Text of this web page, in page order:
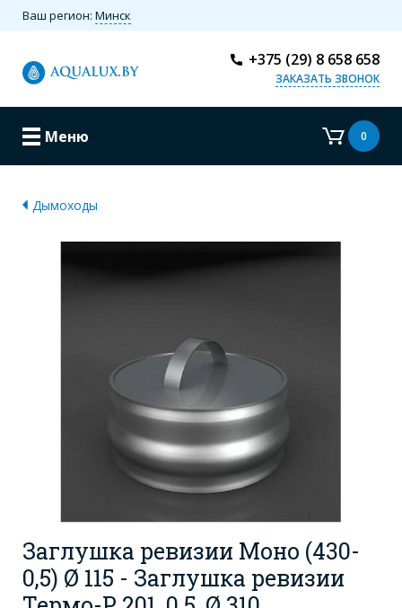
Ваш регион: Минск
+375 (29) 8 658 658
ЗАКАЗАТЬ ЗВОНОК
Меню 0
Дымоходы
Заглушка ревизии Моно (430-
0,5) Ø 115 - Заглушка ревизии